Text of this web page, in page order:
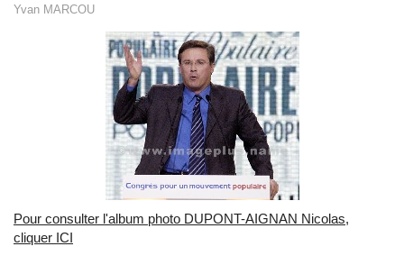
Yvan MARCOU
Pour consulter l'album photo DUPONT-AIGNAN Nicolas,
cliquer ICI